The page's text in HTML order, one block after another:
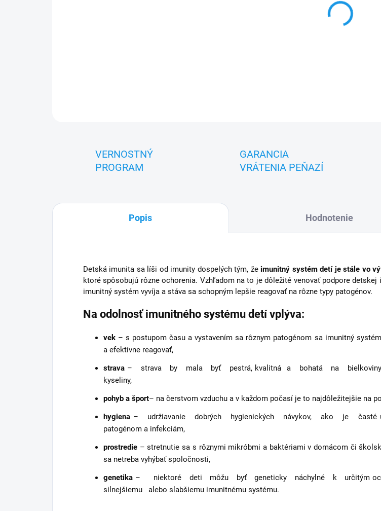
VERNOSTNÝ
PROGRAM
GARANCIA
VRÁTENIA PEŇAZÍ
Popis Hodnotenie
Detská imunita sa líši od imunity dospelých tým, žeimunitný systém detí je stále vo
ktoré spôsobujú rôzne ochorenia. Vzhľadom na to je dôležité venovať podpore
imunitný systém vyvíja a stáva sa schopným lepšie reagovať na rôzne typy patogénov.
Na odolnosť imunitného systému detí vplýva:
vek – s postupom času a vystavením sa rôznym patogénom sa
a efektívne reagovať,
strava – strava by mala byť pestrá, kvalitná a bohatá na bielkoviny,
kyseliny,
pohyb a šport– na čerstvom vzduchu a v každom počasí je to najdôležitejšie na
hygiena – udržiavanie dobrých hygienických návykov, ako je časté
patogénom a infekciám,
prostredie – stretnutie sa s rôznymi mikróbmi a baktériami v domácom či
sa netreba vyhýbať spoločnosti,
genetika – niektoré deti môžu byť geneticky náchylné k určitým
silnejšiemu alebo slabšiemu imunitnému systému.